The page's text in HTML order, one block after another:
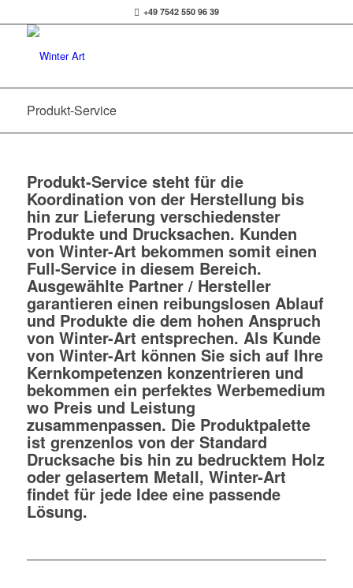
+49 7542 550 96 39
Produkt-Service
Produkt-Service steht für die
Koordination von der Herstellung bis
hin zur Lieferung verschiedenster
Produkte und Drucksachen. Kunden
von Winter-Art bekommen somit einen
Full-Service in diesem Bereich.
Ausgewählte Partner / Hersteller
garantieren einen reibungslosen Ablauf
und Produkte die dem hohen Anspruch
von Winter-Art entsprechen. Als Kunde
von Winter-Art können Sie sich auf Ihre
Kernkompetenzen konzentrieren und
bekommen ein perfektes Werbemedium
wo Preis und Leistung
zusammenpassen. Die Produktpalette
ist grenzenlos von der Standard
Drucksache bis hin zu bedrucktem Holz
oder gelasertem Metall, Winter-Art
findet für jede Idee eine passende
Lösung.